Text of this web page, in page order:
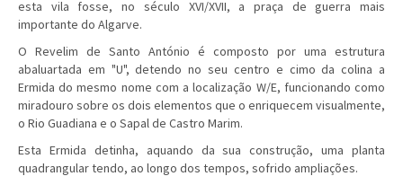
esta vila fosse, no século XVI/XVII, a praça de guerra mais
importante do Algarve.
O Revelim de Santo António é composto por uma estrutura
abaluartada em "U", detendo no seu centro e cimo da colina a
Ermida do mesmo nome com a localização W/E, funcionando como
miradouro sobre os dois elementos que o enriquecem visualmente,
o Rio Guadiana e o Sapal de Castro Marim.
Esta Ermida detinha, aquando da sua construção, uma planta
quadrangular tendo, ao longo dos tempos, sofrido ampliações.